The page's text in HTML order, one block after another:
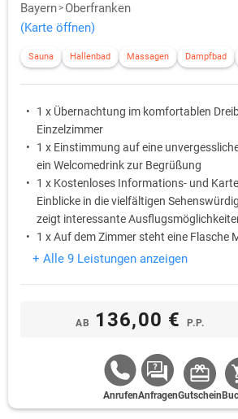
Bayern
Oberfranken
(Karte öffnen)
Sauna Hallenbad Massagen Dampfbad
1 x Übernachtung im komfortablen
Einzelzimmer
1 x Einstimmung auf eine
ein Welcomedrink zur Begrüßung
1 x Kostenloses Informations- und
Einblicke in die vielfältigen
zeigt interessante
1 x Auf dem Zimmer steht eine Flasche
1 x Ein süßes Betthupferl wartet auf
+ Alle 9 Leistungen anzeigen
AB 136,00 € P.P.
AnrufenAnfragenGutschein